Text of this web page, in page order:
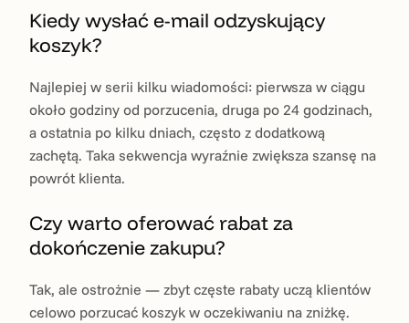
Kiedy wysłać e-mail odzyskujący
koszyk?
Najlepiej w serii kilku wiadomości: pierwsza w ciągu
około godziny od porzucenia, druga po 24 godzinach,
a ostatnia po kilku dniach, często z dodatkową
zachętą. Taka sekwencja wyraźnie zwiększa szansę na
powrót klienta.
Czy warto oferować rabat za
dokończenie zakupu?
Tak, ale ostrożnie — zbyt częste rabaty uczą klientów
celowo porzucać koszyk w oczekiwaniu na zniżkę.